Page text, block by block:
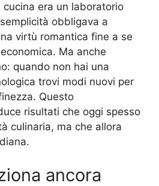
era un laboratorio
obbligava a
virtù romantica fine a se
Ma anche
quando non hai una
trovi modi nuovi per
Questo
risultati che oggi spesso
culinaria, ma che allora
ancora